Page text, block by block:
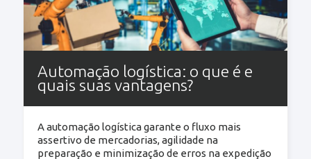
Automação logística: o que é e
quais suas vantagens?
A automação logística garante o fluxo mais
assertivo de mercadorias, agilidade na
preparação e minimização de erros na expedição